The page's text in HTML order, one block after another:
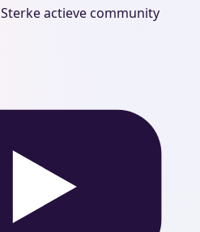
Sterke actieve community